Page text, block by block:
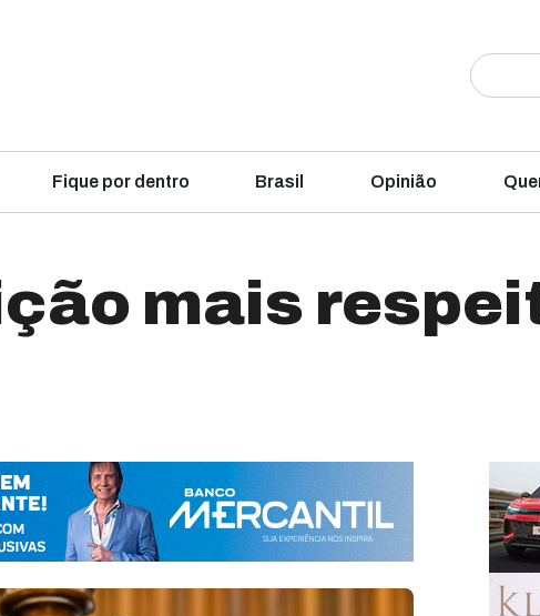
Fique por dentro Brasil Opinião
mais